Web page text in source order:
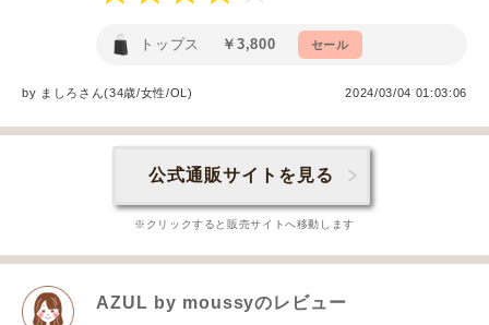
トップス ￥3,800 セール
by ましろ さん(34歳/女性/OL) 2024/03/04 01:03:06
公式通販サイトを見る
※クリックすると販売サイトへ移動します
AZUL by moussyのレビュー